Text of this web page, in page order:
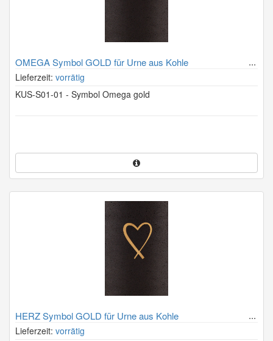
OMEGA Symbol GOLD für Urne aus Kohle
Lieferzeit: vorrätig
KUS-S01-01 - Symbol Omega gold
HERZ Symbol GOLD für Urne aus Kohle
Lieferzeit: vorrätig